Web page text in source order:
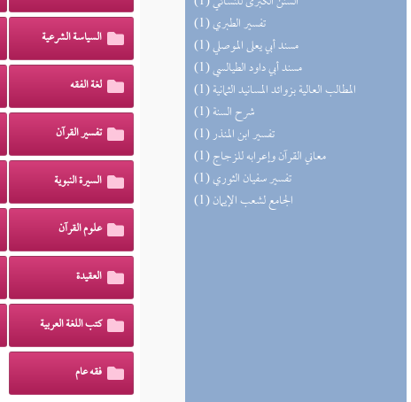
(1) تفسير الطبري
(1) مسند أبي يعلى الموصلي
(1) مسند أبي داود الطيالسي
(1) المطالب العالية بزوائد المسانيد الثمانية
(1) شرح السنة
(1) تفسير ابن المنذر
(1) معاني القرآن وإعرابه للزجاج
(1) تفسير سفيان الثوري
(1) الجامع لشعب الإيمان
السياسة الشرعية
لغة الفقه
تفسير القرآن
السيرة النبوية
علوم القرآن
العقيدة
كتب اللغة العربية
فقه عام